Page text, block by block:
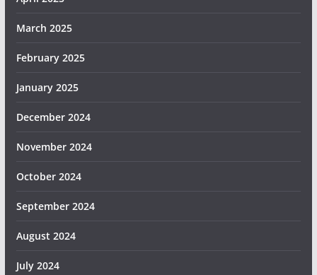
March 2025
February 2025
January 2025
December 2024
November 2024
October 2024
September 2024
August 2024
July 2024